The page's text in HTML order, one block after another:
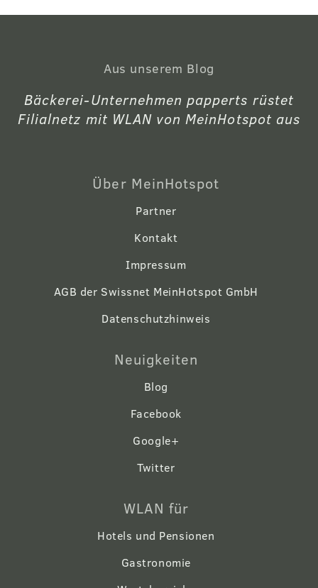
Aus unserem Blog
Bäckerei-Unternehmen papperts rüstet
Filialnetz mit WLAN von MeinHotspot aus
Über MeinHotspot
Partner
Kontakt
Impressum
AGB der Swissnet MeinHotspot GmbH
Datenschutzhinweis
Neuigkeiten
Blog
Facebook
Google+
Twitter
WLAN für
Hotels und Pensionen
Gastronomie